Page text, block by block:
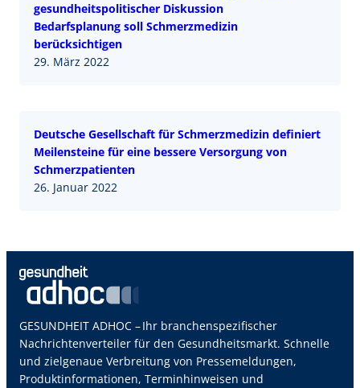
gesundheitspolitischer Diskussion
Bedarfsplanung soll Schmerzmedizin
berücksichtigen
29. März 2022
Deutsche Gesellschaft für Schmerzmedizin definiert
Meilensteine für eine bessere Versorgung von
Schmerzpatienten
26. Januar 2022
GESUNDHEIT ADHOC – Ihr branchenspezifischer
Nachrichtenverteiler für den Gesundheitsmarkt. Schnelle
und zielgenaue Verbreitung von Pressemeldungen,
Produktinformationen, Terminhinweisen und